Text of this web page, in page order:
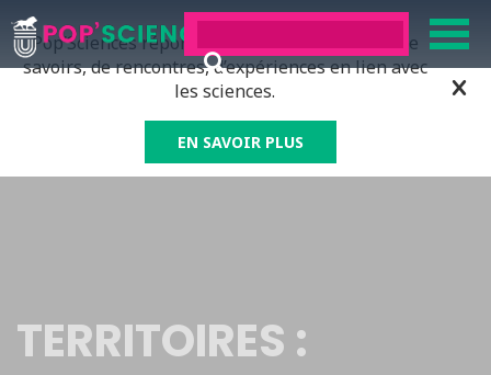
Pop’Sciences répond à tous ceux qui ont soif de
savoirs, de rencontres, d’expériences en lien avec
les sciences.
EN SAVOIR PLUS
TERRITOIRES :